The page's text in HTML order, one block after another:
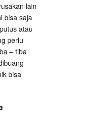
lain
bisa saja
atau
perlu
– tiba
bisa